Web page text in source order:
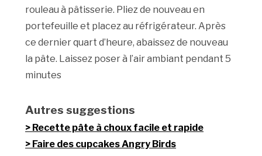
rouleau à pâtisserie. Pliez de nouveau en
portefeuille et placez au réfrigérateur. Après
ce dernier quart d’heure, abaissez de nouveau
la pâte. Laissez poser à l’air ambiant pendant 5
minutes
Autres suggestions
Recette pâte à choux facile et rapide
Faire des cupcakes Angry Birds